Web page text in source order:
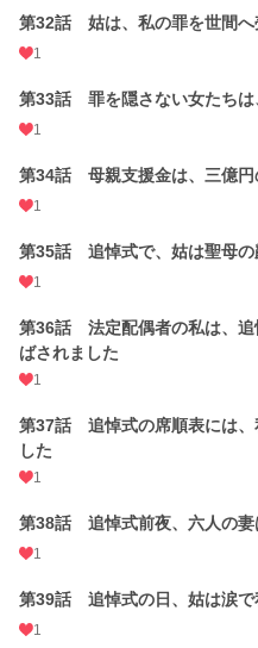
第32話 姑は、私の罪を世間へ
1
第33話 罪を隠さない女たちは
1
第34話 母親支援金は、三億円
1
第35話 追悼式で、姑は聖母の
1
第36話 法定配偶者の私は、追
ばされました
1
第37話 追悼式の席順表には、
した
1
第38話 追悼式前夜、六人の妻
1
第39話 追悼式の日、姑は涙で
1